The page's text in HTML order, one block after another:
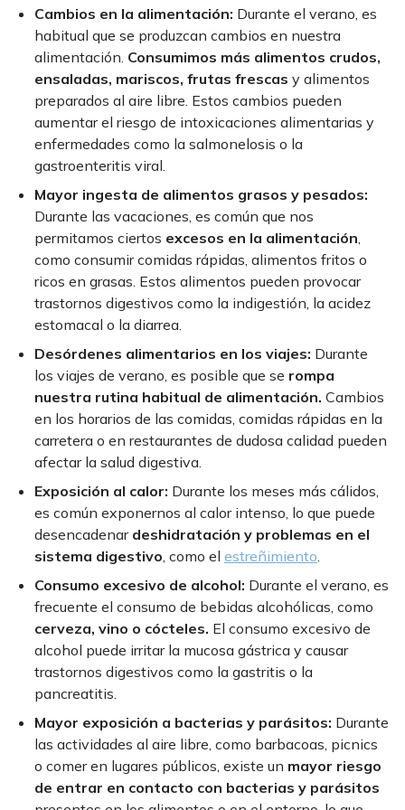
Cambios en la alimentación: Durante el verano, es
habitual que se produzcan cambios en nuestra
alimentación. Consumimos más alimentos crudos,
ensaladas, mariscos, frutas frescas y alimentos
preparados al aire libre. Estos cambios pueden
aumentar el riesgo de intoxicaciones alimentarias y
enfermedades como la salmonelosis o la
gastroenteritis viral.
Mayor ingesta de alimentos grasos y pesados:
Durante las vacaciones, es común que nos
permitamos ciertos excesos en la alimentación
como consumir comidas rápidas, alimentos fritos o
ricos en grasas. Estos alimentos pueden provocar
trastornos digestivos como la indigestión, la acidez
estomacal o la diarrea.
Desórdenes alimentarios en los viajes: Durante
los viajes de verano, es posible que se rompa
nuestra rutina habitual de alimentación. Cambios
en los horarios de las comidas, comidas rápidas en la
carretera o en restaurantes de dudosa calidad pueden
afectar la salud digestiva.
Exposición al calor: Durante los meses más cálidos,
es común exponernos al calor intenso, lo que puede
desencadenar deshidratación y problemas en el
sistema digestivo , como el estreñimiento
Consumo excesivo de alcohol: Durante el verano, es
frecuente el consumo de bebidas alcohólicas, como
cerveza, vino o cócteles. El consumo excesivo de
alcohol puede irritar la mucosa gástrica y causar
trastornos digestivos como la gastritis o la
pancreatitis.
Mayor exposición a bacterias y parásitos: Durante
las actividades al aire libre, como barbacoas, picnics
o comer en lugares públicos, existe un mayor riesgo
de entrar en contacto con bacterias y parásitos